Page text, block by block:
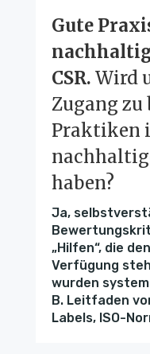
Gute
CSR. Wird
Zugang
Praktiken
haben?
Ja,
„Hilfen“, die
Verfügung
wurden
B. Leitfaden
Labels, ISO-